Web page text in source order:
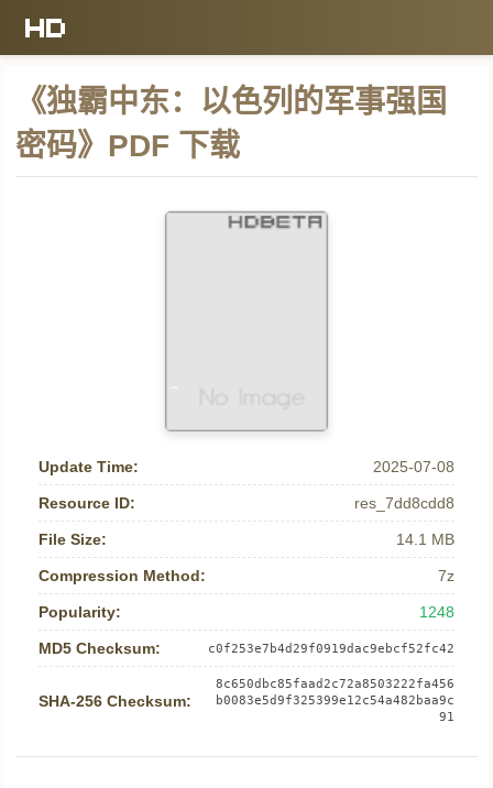
《独霸中东：以色列的军事强国
密码》PDF 下载
Update Time: 2025-07-08
Resource ID: res_7dd8cdd8
File Size: 14.1 MB
Compression Method: 7z
Popularity: 1248
MD5 Checksum: c0f253e7b4d29f0919dac9ebcf52fc42
SHA-256 Checksum:
8c650dbc85faad2c72a8503222fa456
b0083e5d9f325399e12c54a482baa9c
91